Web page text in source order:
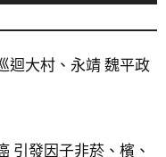
迴大村、永靖 魏平政
引發因子非菸、檳、